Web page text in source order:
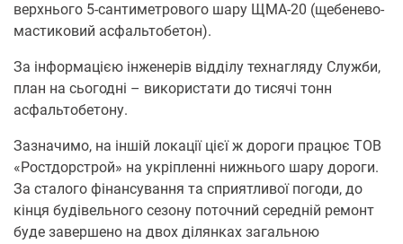
верхнього 5-сантиметрового шару ЩМА-20 (щебенево-
мастиковий асфальтобетон).
За інформацією інженерів відділу технагляду Служби,
план на сьогодні – використати до тисячі тонн
асфальтобетону.
Зазначимо, на іншій локації цієї ж дороги працює ТОВ
«Ростдорстрой» на укріпленні нижнього шару дороги.
За сталого фінансування та сприятливої погоди, до
кінця будівельного сезону поточний середній ремонт
буде завершено на двох ділянках загальною